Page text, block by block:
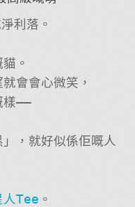
利落。
。
會會心微笑，
樣——
，就好似係佢嘅人
人Tee 。